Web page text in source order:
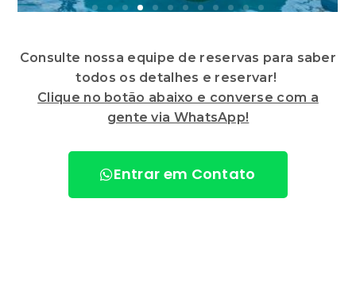
Consulte nossa equipe de reservas para saber
todos os detalhes e reservar!
Clique no botão abaixo e converse com a
gente via WhatsApp!
Entrar em Contato